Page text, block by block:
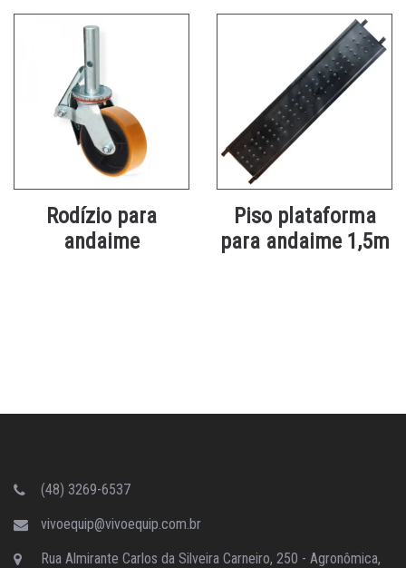
Rodízio para
andaime
Piso plataforma
para andaime 1,5m
(48) 3269-6537
vivoequip@vivoequip.com.br
Rua Almirante Carlos da Silveira Carneiro, 250 - Agronômica,